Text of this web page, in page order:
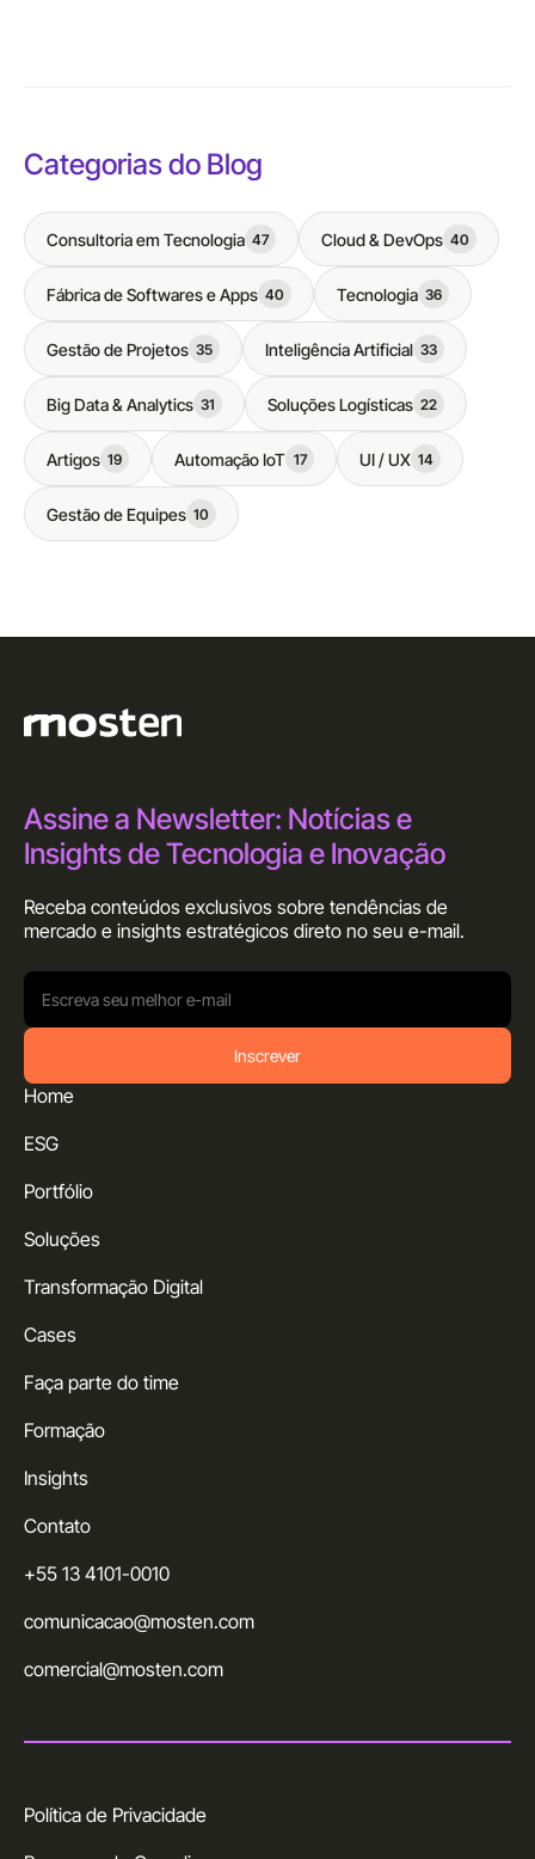
Categorias do Blog
Consultoria em Tecnologia 47 Cloud & DevOps 40
Fábrica de Softwares e Apps 40 Tecnologia 36
Gestão de Projetos 35 Inteligência Artificial 33
Big Data & Analytics 31 Soluções Logísticas 22
Artigos 19 Automação IoT 17 UI / UX 14
Gestão de Equipes 10
+55 13 4101-0010
comunicacao@mosten.com
comercial@mosten.com
Política de Privacidade
Home
ESG
Portfólio
Soluções
Transformação Digital
Cases
Faça parte do time
Formação
Insights
Contato
Assine a Newsletter: Notícias e
Insights de Tecnologia e Inovação
Receba conteúdos exclusivos sobre tendências de
mercado e insights estratégicos direto no seu e-mail.
Inscrever